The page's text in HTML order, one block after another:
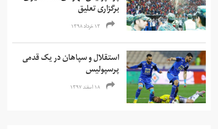
برگزاری تعلیق
۱۳ خرداد ۱۳۹۸
استقلال و سپاهان در یک قدمی
پرسپولیس
۱۸ اسفند ۱۳۹۷